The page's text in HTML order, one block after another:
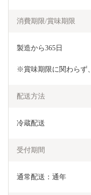
消費期限/賞味期限
製造から365日
※賞味期限に関わらず
配送方法
冷蔵配送
受付期間
通常配送：通年